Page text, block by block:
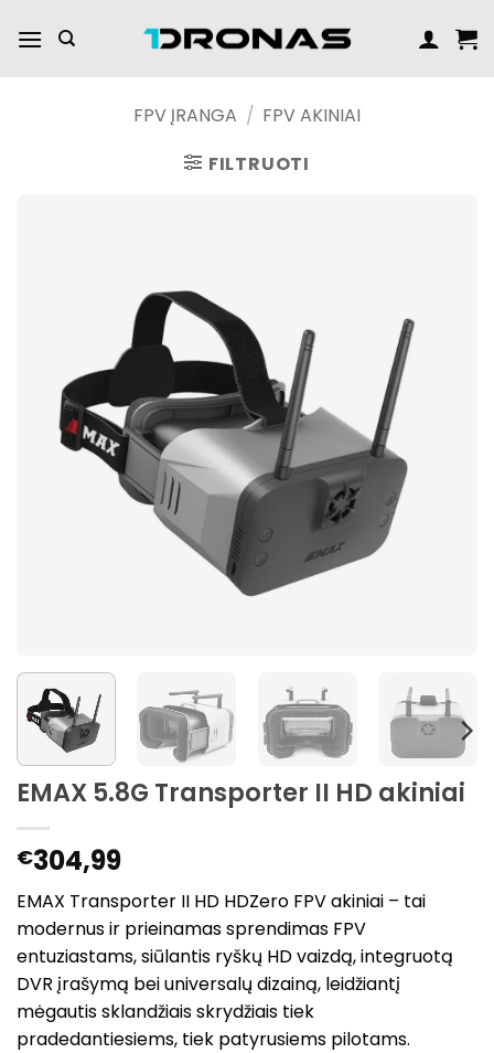
turinį
FPV ĮRANGA / FPV AKINIAI
FILTRUOTI
EMAX 5.8G Transporter II HD akiniai
€304,99
EMAX Transporter II HD HDZero FPV akiniai – tai
modernus ir prieinamas sprendimas FPV
entuziastams, siūlantis ryškų HD vaizdą, integruotą
DVR įrašymą bei universalų dizainą, leidžiantį
mėgautis sklandžiais skrydžiais tiek
pradedantiesiems, tiek patyrusiems pilotams.